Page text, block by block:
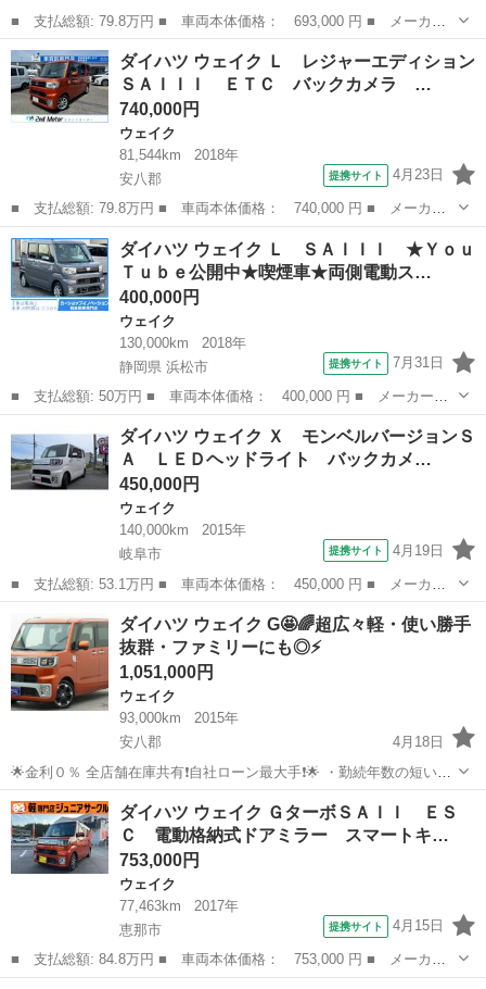
■ 支払総額: 79.8万円 ■ 車両本体価格： 693,000 円 ■ メーカー
名： ダイハツ ■ 車種名： ウェイク ■ グレード名： Ｌ Ｓ
Ａ 電動格納ドアミラー スマキー 両側スライド片側電動ドア Ａ
ＡＣ Ａライト...
岐阜 恵那市 ウェイク
ダイハツ ウェイク Ｌ レジャーエディション
ＳＡＩＩＩ ＥＴＣ バックカメラ …
740,000円
ウェイク
81,544km
2018年
安八郡
提携サイト 4月23日
■ 支払総額: 79.8万円 ■ 車両本体価格： 740,000 円 ■ メーカー
名： ダイハツ ■ 車種名： ウェイク ■ グレード名： Ｌ レジ
ャーエディションＳＡＩＩＩ ＥＴＣ バックカメラ 両側電動スラ
イドドア ナ...
岐阜 安八郡 ウェイク
ダイハツ ウェイク Ｌ ＳＡＩＩＩ ★Ｙｏｕ
Ｔｕｂｅ公開中★喫煙車★両側電動ス…
400,000円
ウェイク
130,000km
2018年
静岡県 浜松市
提携サイト 7月31日
■ 支払総額: 50万円 ■ 車両本体価格： 400,000 円 ■ メーカー
名： ダイハツ ■ 車種名： ウェイク ■ グレード名： Ｌ ＳＡ
ＩＩＩ ★ＹｏｕＴｕｂｅ公開中★喫煙車★両側電動スライドドア
スマートアシスト...
ウェイク
ダイハツ ウェイク Ｘ モンベルバージョンＳ
Ａ ＬＥＤヘッドライト バックカメ…
450,000円
ウェイク
140,000km
2015年
岐阜市
提携サイト 4月19日
■ 支払総額: 53.1万円 ■ 車両本体価格： 450,000 円 ■ メーカー
名： ダイハツ ■ 車種名： ウェイク ■ グレード名： Ｘ モン
ベルバージョンＳＡ ＬＥＤヘッドライト バックカメラ ＥＴＣ
■ 排気量：...
ウェイク
ダイハツ ウェイク G🤩🌈超広々軽・使い勝手
抜群・ファミリーにも◎⚡
1,051,000円
ウェイク
93,000km
2015年
安八郡
4月18日
🌟金利０％ 全店舗在庫共有❗️自社ローン最大手❗️🌟 ・勤続年数の短い方
🆗 ・パート、アルバイトの方🆗 ・派遣、自営業をされている方🆗 ・
専業主婦をされている方🆗 ・自己破産・任意整理のご経験のある方🆗
・他社でローン...
岐阜 安八郡 ウェイク オトロン
ダイハツ ウェイク ＧターボＳＡＩＩ ＥＳ
Ｃ 電動格納式ドアミラー スマートキ…
753,000円
ウェイク
77,463km
2017年
恵那市
提携サイト 4月15日
■ 支払総額: 84.8万円 ■ 車両本体価格： 753,000 円 ■ メーカー
名： ダイハツ ■ 車種名： ウェイク ■ グレード名： Ｇターボ